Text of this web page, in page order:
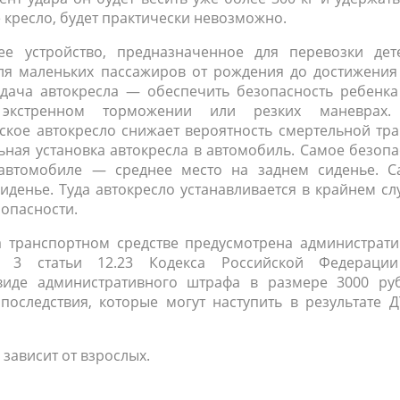
будет практически невозможно.
устройство, предназначенное для перевозки
маленьких пассажиров от рождения до
автокресла — обеспечить безопасность
экстренном торможении или резких
автокресло снижает вероятность смертельной
установка автокресла в автомобиль. Самое
— среднее место на заднем сиденье.
Туда автокресло устанавливается в крайнем
средстве предусмотрена
3 статьи 12.23 Кодекса Российской
административного штрафа в размере 3000
которые могут наступить в результате
от взрослых.